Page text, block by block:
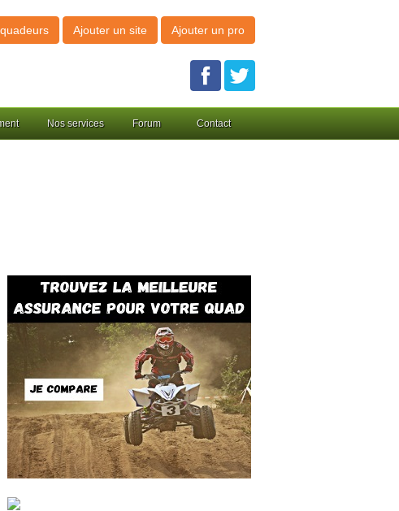
Ajouter un site Ajouter un pro
Nos services Forum Contact